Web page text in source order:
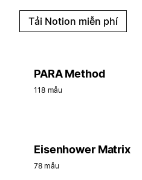
Tải Notion miễn phí
PARA Method
118 mẫu
Eisenhower Matrix
78 mẫu